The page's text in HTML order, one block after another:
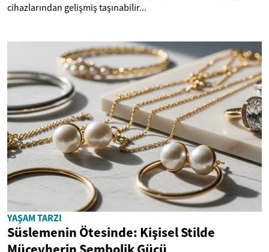
cihazlarından gelişmiş taşınabilir...
YAŞAM TARZI
Süslemenin Ötesinde: Kişisel Stilde